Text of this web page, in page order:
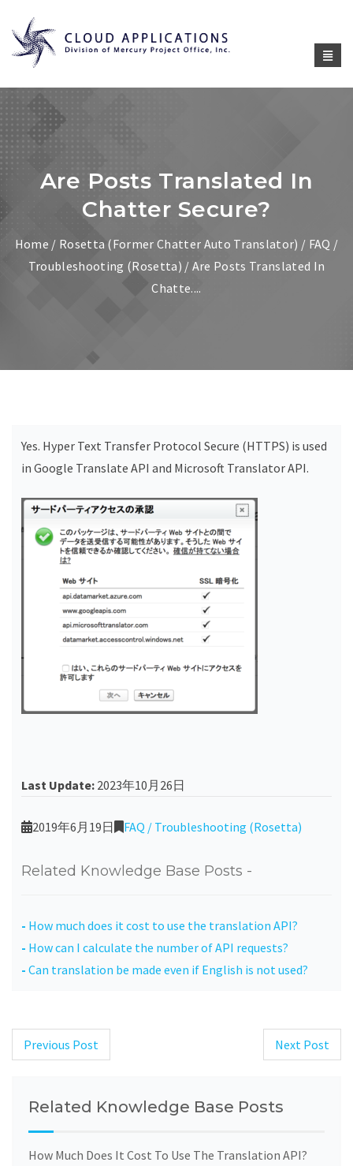
Are Posts Translated In
Chatter Secure?
Home / Rosetta (former Chatter Auto Translator) / FAQ /
Troubleshooting (Rosetta) / Are Posts Translated In
Chatte....
Yes. Hyper Text Transfer Protocol Secure (HTTPS) is used
in Google Translate API and Microsoft Translator API.
Last Update: 2023年10月26日
2019年6月19日 FAQ / Troubleshooting (Rosetta)
Related Knowledge Base Posts -
How much does it cost to use the translation API?
How can I calculate the number of API requests?
Can translation be made even if English is not used?
Post
Previous Post Next Post
Related Knowledge Base Posts
How Much Does It Cost To Use The Translation API?